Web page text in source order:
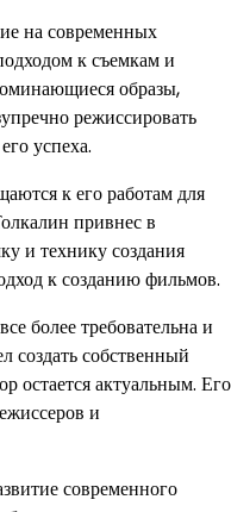
на современных
к съемкам и
образы,
режиссировать
успеха.
к его работам для
привнес в
и технику создания
к созданию фильмов.
более требовательна и
создать собственный
остается актуальным. Его
и
современного